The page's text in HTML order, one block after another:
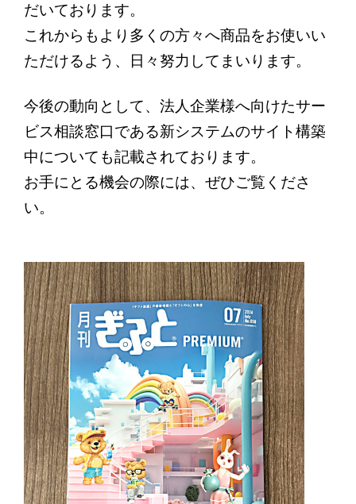
だいております。
これからもより多くの方々へ商品をお使いい
ただけるよう、日々努力してまいります。
今後の動向として、法人企業様へ向けたサー
ビス相談窓口である新システムのサイト構築
中についても記載されております。
お手にとる機会の際には、ぜひご覧くださ
い。